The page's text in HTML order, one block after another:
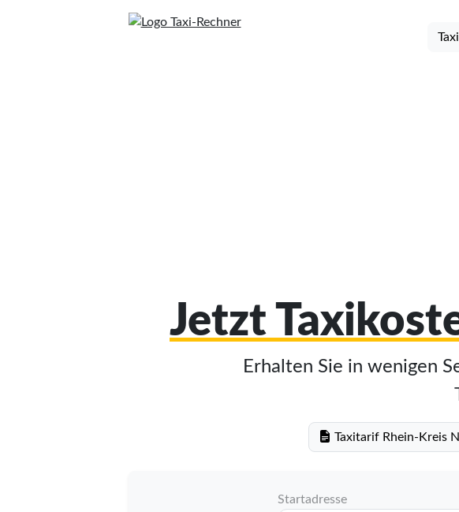
Jetzt
Erhalten Sie in wenigen
Taxitarif Rhein-Kreis
Startadresse